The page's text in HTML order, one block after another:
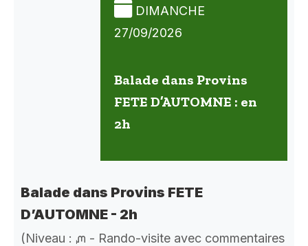
DIMANCHE
27/09/2026
Balade dans Provins
FETE D’AUTOMNE : en
2h
Balade dans Provins FETE
D’AUTOMNE - 2h
(Niveau : ᘻ - Rando-visite avec commentaires